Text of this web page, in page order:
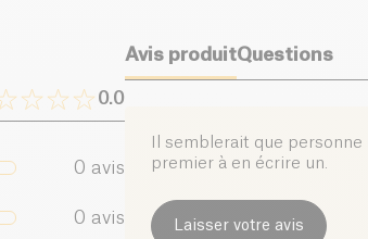
0.0
0 avis
0 avis
Avis produitQuestions
Il semblerait que
premier à en écrire un.
Laisser votre avis